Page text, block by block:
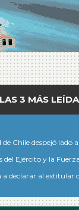
LAS 3 MÁS
de Chile despejó lado
del Ejército y la
a declarar al extitular